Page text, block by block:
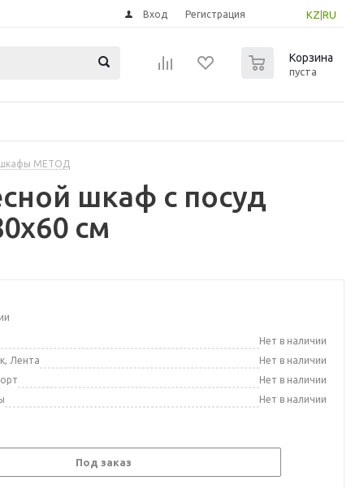
KZ RU
Вход Регистрация
Корзина
пуста
шкафы МЕТОД
шкаф с посуд
см
Нет в наличии
Лента
Нет в наличии
Нет в наличии
Нет в наличии
Под заказ